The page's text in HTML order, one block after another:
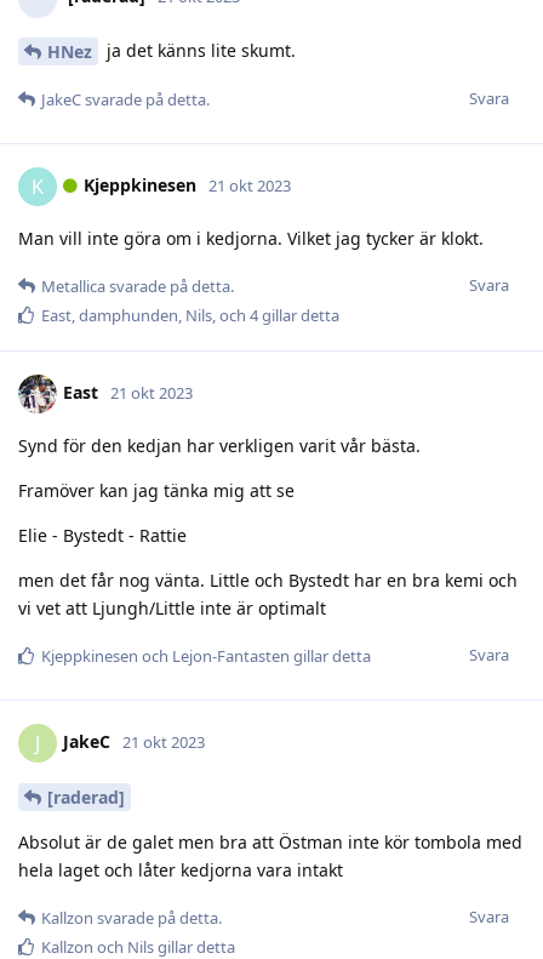
HNez ja det känns lite skumt.
Svara
JakeCsvarade på detta.
K Kjeppkinesen 21 okt 2023
Man vill inte göra om i kedjorna. Vilket jag tycker är klokt.
Svara
Metallicasvarade på detta.
East,damphunden, Nils, och 4gillar detta
East 21 okt 2023
Synd för den kedjan har verkligen varit vår bästa.
Framöver kan jag tänka mig att se
Elie - Bystedt - Rattie
men det får nog vänta. Little och Bystedt har en bra kemi och
vi vet att Ljungh/Little inte är optimalt
Svara
Kjeppkinesen och Lejon-Fantasten gillar detta
J JakeC 21 okt 2023
[raderad]
Absolut är de galet men bra att Östman inte kör tombola med
hela laget och låter kedjorna vara intakt
Svara
Kallzon svarade på detta.
Kallzon och Nilsgillar detta